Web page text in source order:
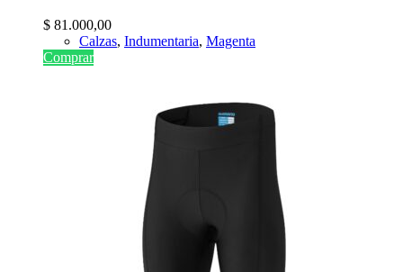
$ 81.000,00
Calzas, Indumentaria, Magenta
Comprar